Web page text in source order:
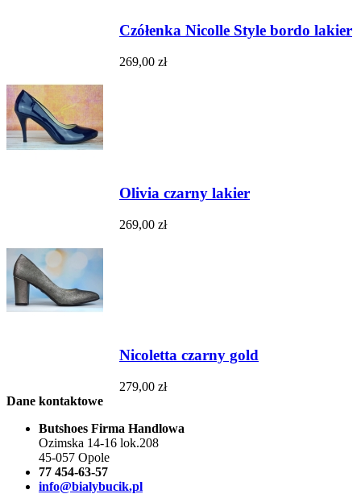
Czółenka Nicolle Style bordo lakier
269,00 zł
Olivia czarny lakier
269,00 zł
Nicoletta czarny gold
279,00 zł
Dane kontaktowe
Butshoes Firma Handlowa
Ozimska 14-16 lok.208
45-057 Opole
77 454-63-57
info@bialybucik.pl